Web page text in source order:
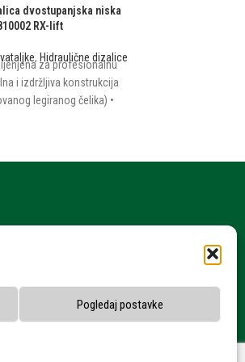
Pogledaj postavke
dvostupanjska niska
RX-lift
, Hidraulične dizalice
za profesionalnu
i izdržljiva konstrukcija
legiranog čelika) •